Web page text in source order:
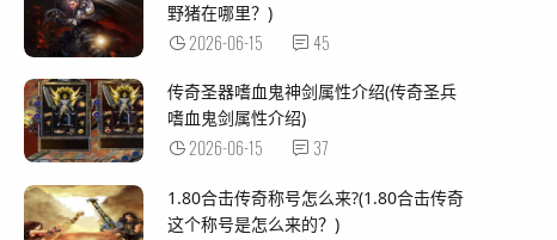
野猪在哪里？)
2026-06-15 45
传奇圣器嗜血鬼神剑属性介绍(传奇圣兵
嗜血鬼剑属性介绍)
2026-06-15 37
1.80合击传奇称号怎么来?(1.80合击传奇
这个称号是怎么来的？)